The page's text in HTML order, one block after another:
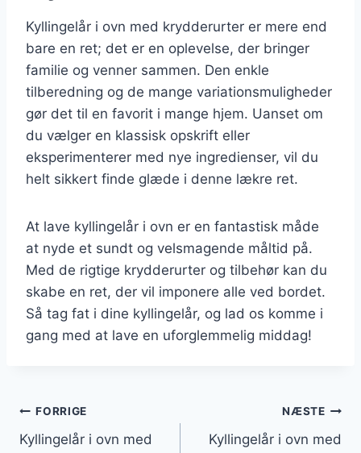
Kyllingelår i ovn med krydderurter er mere end
bare en ret; det er en oplevelse, der bringer
familie og venner sammen. Den enkle
tilberedning og de mange variationsmuligheder
gør det til en favorit i mange hjem. Uanset om
du vælger en klassisk opskrift eller
eksperimenterer med nye ingredienser, vil du
helt sikkert finde glæde i denne lækre ret.
At lave kyllingelår i ovn er en fantastisk måde
at nyde et sundt og velsmagende måltid på.
Med de rigtige krydderurter og tilbehør kan du
skabe en ret, der vil imponere alle ved bordet.
Så tag fat i dine kyllingelår, og lad os komme i
gang med at lave en uforglemmelig middag!
Indlægsnavigation
FORRIGE
Kyllingelår i ovn med
NÆSTE
Kyllingelår i ovn med